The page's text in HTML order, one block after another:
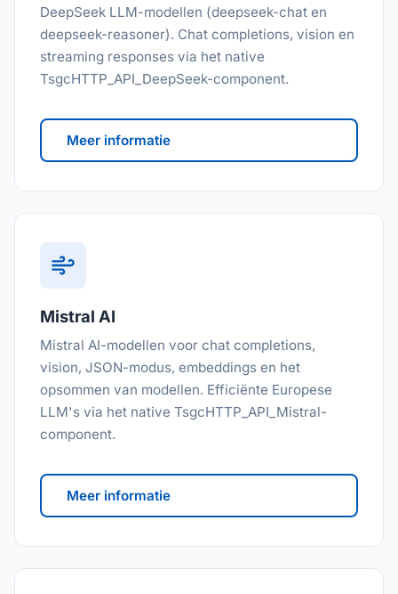
DeepSeek LLM-modellen (deepseek-chat en
deepseek-reasoner). Chat completions, vision en
streaming responses via het native
TsgcHTTP_API_DeepSeek-component.
Meer informatie
Mistral AI
Mistral AI-modellen voor chat completions,
vision, JSON-modus, embeddings en het
opsommen van modellen. Efficiënte Europese
LLM's via het native TsgcHTTP_API_Mistral-
component.
Meer informatie